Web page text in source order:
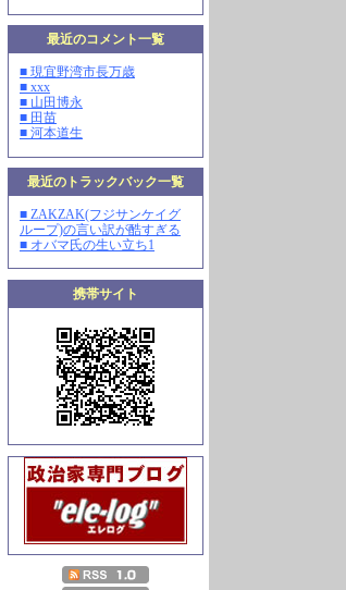
最近のコメント一覧
■ 現宜野湾市長万歳
■ xxx
■ 山田博永
■ 田苗
■ 河本道生
最近のトラックバック一覧
■ ZAKZAK(フジサンケイグ
ループ)の言い訳が酷すぎる
■ オバマ氏の生い立ち1
携帯サイト